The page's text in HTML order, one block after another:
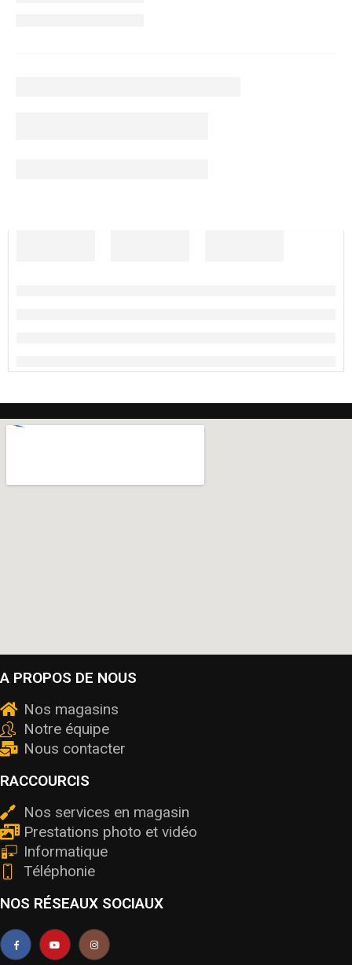
A PROPOS DE NOUS
Nos magasins
Notre équipe
Nous contacter
RACCOURCIS
Nos services en magasin
Prestations photo et vidéo
Informatique
Téléphonie
NOS RÉSEAUX SOCIAUX